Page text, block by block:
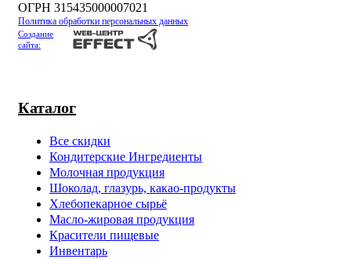
Каталог
Все скидки
Кондитерские Ингредиенты
Молочная продукция
Шоколад, глазурь, какао-продукты
Хлебопекарное сырьё
Масло-жировая продукция
Красители пищевые
Инвентарь
ОГРН 315435000007021
Политика обработки персональных данных
Создание
сайта: